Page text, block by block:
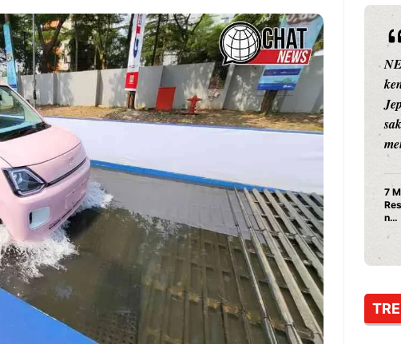
NEWS TNG– Pernah gak sih
kamu mulai ngerjain sesuatu cuma
buat iseng-iseng, eh ternyata malah
jadi peluang bisnis yang
menguntungkan? ...
Dari Iseng Jadi Cuan: Kisah
TUM_ATUL yang Ubah
Hampers Jadi Bisnis Kece
NEWS TNG– Siapa yang
kenal dengan kelezatan
Jepang? Kuliner dari negeri
sakura ini memang sudah
7 Menu
Restora
n
Jepang
yang
Wajib
Dicoba,
Bukan
Cuma
Sushi!